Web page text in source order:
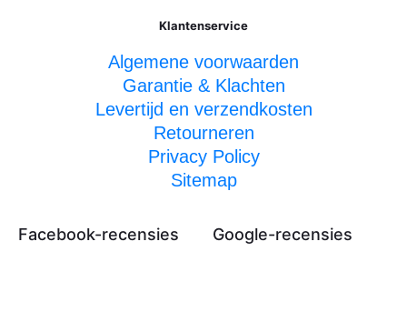
Klantenservice
Algemene voorwaarden
Garantie & Klachten
Levertijd en verzendkosten
Retourneren
Privacy Policy
Sitemap
Facebook-recensies Google-recensies